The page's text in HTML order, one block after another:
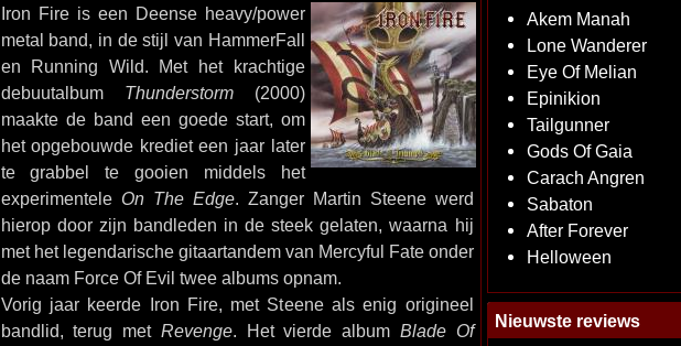
Iron Fire is een Deense heavy/power
metal band, in de stijl van HammerFall
en Running Wild. Met het krachtige
debuutalbum Thunderstorm(2000)
maakte de band een goede start, om
het opgebouwde krediet een jaar later
te grabbel te gooien middels het
experimentele On The Edge. Zanger Martin Steene werd
hierop door zijn bandleden in de steek gelaten, waarna hij
met het legendarische gitaartandem van Mercyful Fate onder
de naam Force Of Evil twee albums opnam.
Vorig jaar keerde Iron Fire, met Steene als enig origineel
bandlid, terug met Revenge. Het vierde album Blade Of
Akem Manah
Lone Wanderer
Eye Of Melian
Epinikion
Tailgunner
Gods Of Gaia
Carach Angren
Sabaton
After Forever
Helloween
Nieuwste reviews